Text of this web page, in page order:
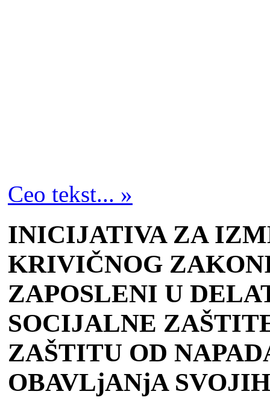
Ceo tekst... »
INICIJATIVA ZA
KRIVIČNOG
ZAPOSLENI U
SOCIJALNE
ZAŠTITU OD
OBAVLjANјA